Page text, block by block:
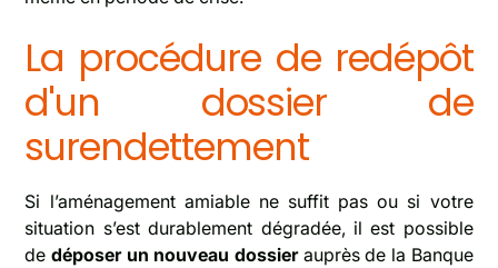
La procédure de redépôt
d'un dossier de
surendettement
Si l’aménagement amiable ne suffit pas ou si votre
situation s’est durablement dégradée, il est possible
dedéposer un nouveau dossierauprès de la Banque